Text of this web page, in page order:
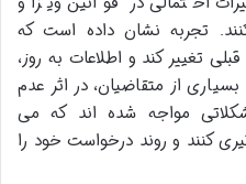
تجربه نشان داده است که
تغییر کند و اطلاعات به روز،
از متقاضیان، در اثر عدم
مواجه شده اند که می
کنند و روند درخواست خود را